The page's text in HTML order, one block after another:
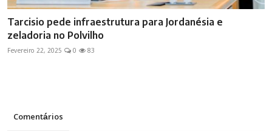
Tarcisio pede infraestrutura para Jordanésia e
zeladoria no Polvilho
Fevereiro 22, 2025 0 83
Comentários